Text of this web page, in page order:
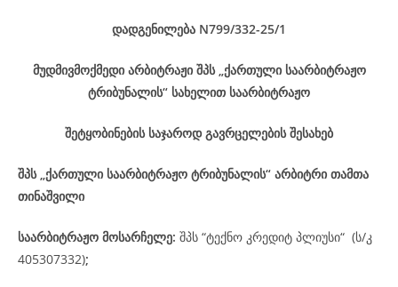
დადგენილება N799/332-25/1
მუდმივმოქმედი არბიტრაჟი შპს „ქართული საარბიტრაჟო
ტრიბუნალის“ სახელით საარბიტრაჟო
შეტყობინების საჯაროდ გავრცელების შესახებ
შპს „ქართული საარბიტრაჟო ტრიბუნალის“ არბიტრი თამთა
თინაშვილი
საარბიტრაჟო მოსარჩელე: შპს “ტექნო კრედიტ პლიუსი“ (ს/კ
405307332);